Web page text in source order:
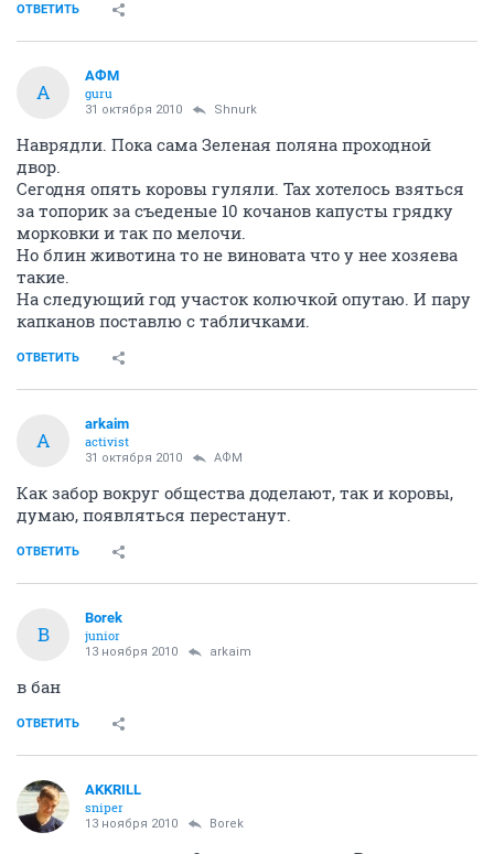
ОТВЕТИТЬ
А
АФМ
guru
31 октября 2010 Shnurk
Наврядли. Пока сама Зеленая поляна проходной
двор.
Сегодня опять коровы гуляли. Тах хотелось взяться
за топорик за съеденые 10 кочанов капусты грядку
морковки и так по мелочи.
Но блин животина то не виновата что у нее хозяева
такие.
На следующий год участок колючкой опутаю. И пару
капканов поставлю с табличками.
ОТВЕТИТЬ
A
arkaim
activist
31 октября 2010 АФМ
Как забор вокруг общества доделают, так и коровы,
думаю, появляться перестанут.
ОТВЕТИТЬ
B
Borek
junior
13 ноября 2010 arkaim
в бан
ОТВЕТИТЬ
AKKRILL
sniper
13 ноября 2010 Borek